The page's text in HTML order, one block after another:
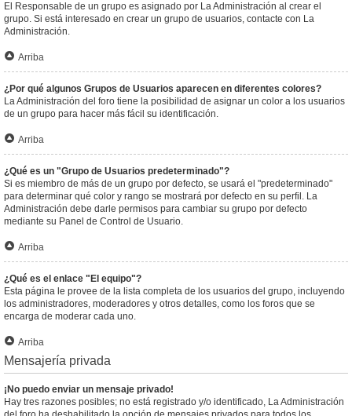
El Responsable de un grupo es asignado por La Administración al crear el
grupo. Si está interesado en crear un grupo de usuarios, contacte con La
Administración.
Arriba
¿Por qué algunos Grupos de Usuarios aparecen en diferentes colores?
La Administración del foro tiene la posibilidad de asignar un color a los usuarios
de un grupo para hacer más fácil su identificación.
Arriba
¿Qué es un "Grupo de Usuarios predeterminado"?
Si es miembro de más de un grupo por defecto, se usará el "predeterminado"
para determinar qué color y rango se mostrará por defecto en su perfil. La
Administración debe darle permisos para cambiar su grupo por defecto
mediante su Panel de Control de Usuario.
Arriba
¿Qué es el enlace "El equipo"?
Esta página le provee de la lista completa de los usuarios del grupo, incluyendo
los administradores, moderadores y otros detalles, como los foros que se
encarga de moderar cada uno.
Arriba
Mensajería privada
¡No puedo enviar un mensaje privado!
Hay tres razones posibles; no está registrado y/o identificado, La Administración